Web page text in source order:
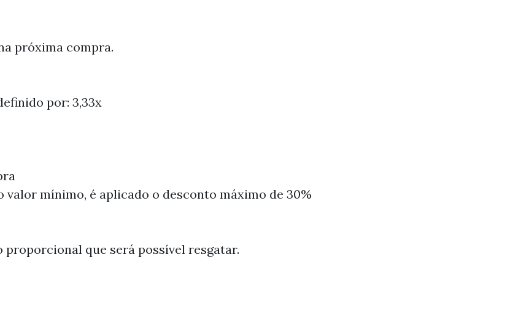
próxima compra.
por: 3,33x
valor mínimo, é aplicado o desconto máximo de 30%
proporcional que será possível resgatar.